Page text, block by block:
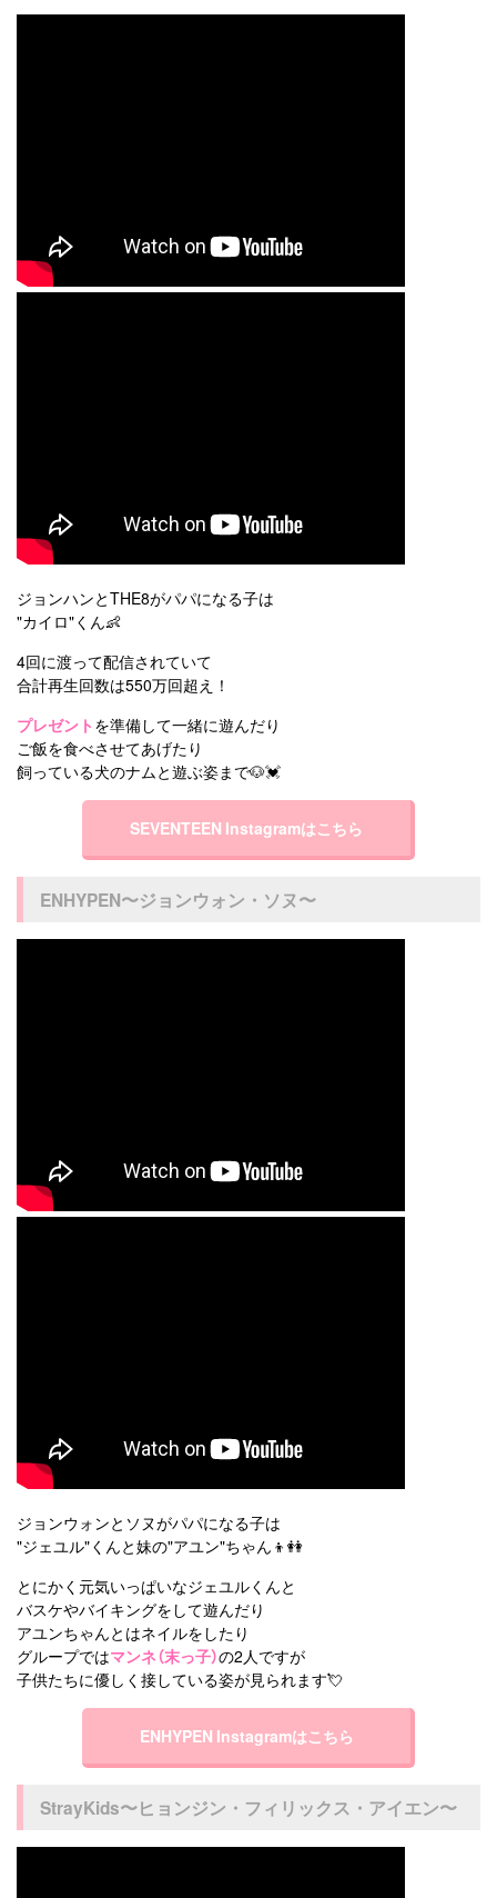
ジョンハンとTHE8がパパになる子は
"カイロ"くん👶
4回に渡って配信されていて
合計再生回数は550万回超え！
プレゼント を準備して一緒に遊んだり
ご飯を食べさせてあげたり
飼っている犬のナムと遊ぶ姿まで🐶💓
SEVENTEEN Instagramはこちら
ENHYPEN〜ジョンウォン・ソヌ〜
ジョンウォンとソヌがパパになる子は
"ジェユル"くんと妹の"アユン"ちゃん👦👭
とにかく元気いっぱいなジェユルくんと
バスケやバイキングをして遊んだり
アユンちゃんとはネイルをしたり
グループではマンネ（末っ子）の2人ですが
子供たちに優しく接している姿が見られます💘
ENHYPEN Instagramはこちら
StrayKids〜ヒョンジン・フィリックス・アイエン〜